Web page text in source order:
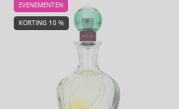
EVENEMENTEN
KORTING 10 %